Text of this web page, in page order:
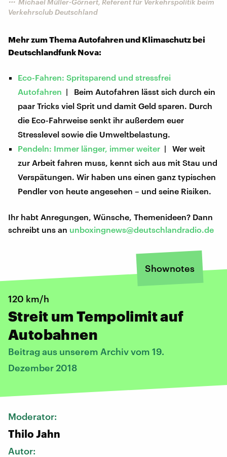
Verkehrsclub Deutschland
Mehr zum Thema Autofahren und Klimaschutz bei
Deutschlandfunk Nova:
Eco-Fahren: Spritsparend und stressfrei
Autofahren | Beim Autofahren lässt sich durch ein
paar Tricks viel Sprit und damit Geld sparen. Durch
die Eco-Fahrweise senkt ihr außerdem euer
Stresslevel sowie die Umweltbelastung.
Pendeln: Immer länger, immer weiter | Wer weit
zur Arbeit fahren muss, kennt sich aus mit Stau und
Verspätungen. Wir haben uns einen ganz typischen
Pendler von heute angesehen – und seine Risiken.
Ihr habt Anregungen, Wünsche, Themenideen? Dann
schreibt uns an unboxingnews@deutschlandradio.de
Shownotes
120 km/h
Streit um Tempolimit auf
Autobahnen
Beitrag aus unserem Archiv vom 19.
Dezember 2018
Moderator:
Thilo Jahn
Autor: